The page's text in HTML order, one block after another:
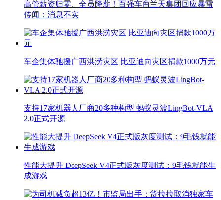
高管薪资归零、全员降薪！百强车商兰天集团回应暴雷
传闻：消息不实
车企集体驰援广西洪涝灾区 比亚迪向灾区捐款1000万元
支持17家机器人厂商20多种构型 蚂蚁灵波LingBot-VLA
2.0正式开源
性能大提升 DeepSeek V4正式版灰度测试：9毛钱就能生
成游戏